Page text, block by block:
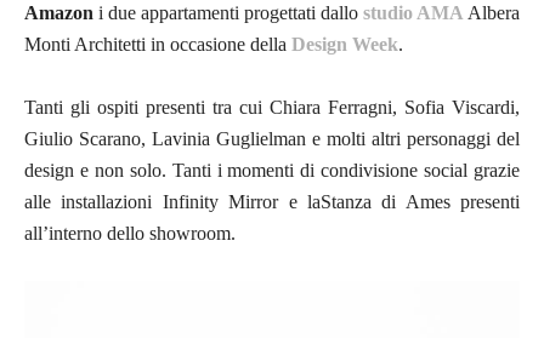
Amazon i due appartamenti progettati dallo studio AMA Albera
Monti Architetti in occasione della Design Week.
Tanti gli ospiti presenti tra cui Chiara Ferragni, Sofia Viscardi,
Giulio Scarano, Lavinia Guglielman e molti altri personaggi del
design e non solo. Tanti i momenti di condivisione social grazie
alle installazioni Infinity Mirror e laStanza di Ames presenti
all’interno dello showroom.